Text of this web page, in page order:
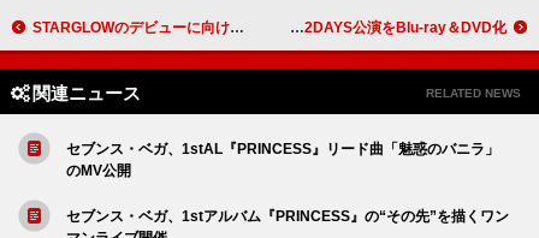
STARGLOWのデビューに向けたティザー映像シリーズ「STARGLOW IS COMING」、第1弾はKANON編 マカロニえんぴつ、横浜スタジアム2DAYS公演をBlu-ray＆DVD化
関連ニュース RELATED NEWS
セブンス・ベガ、1stAL『PRINCESS』リード曲「魅惑のバニラ」
のMV公開
セブンス・ベガ、1stアルバム『PRINCESS』の“その先”を描くワン